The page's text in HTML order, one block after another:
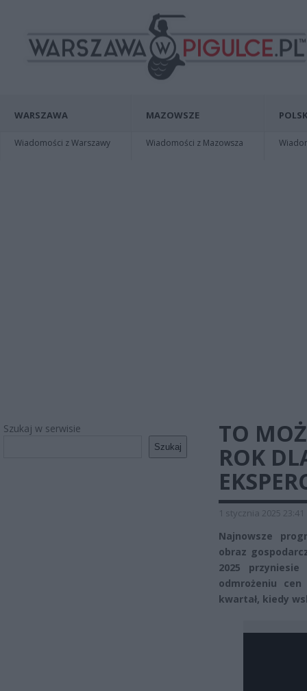
WARSZAWA
Wiadomości z Warszawy
MAZOWSZE
Wiadomości z Mazowsza
Szukaj w serwisie
Szukaj
TO
ROK
1 stycznia 2025 23:41
Najnowsze
obraz
2025
odmrożeniu
kwartał, kiedy